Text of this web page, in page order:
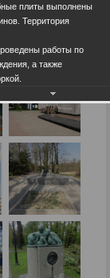
плиты выполнены
Территория
работы по
а также